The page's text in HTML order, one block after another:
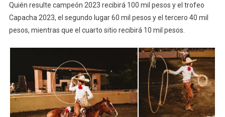
Quién resulte campeón 2023 recibirá 100 mil pesos y el trofeo
Capacha 2023, el segundo lugar 60 mil pesos y el tercero 40 mil
pesos, mientras que el cuarto sitio recibirá 10 mil pesos.